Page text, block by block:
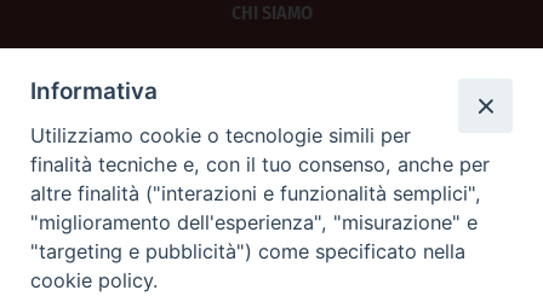
CHI SIAMO
SCRIVICI
La Difesa srl - P.iva 05125420280
La Difesa del Popolo percepisce i contributi pubblici all'editoria.
La Difesa del Popolo, tramite la Fisc (Federazione Italiana Settimanali Cattolici)
Informativa
Utilizziamo cookie o tecnologie simili per
finalità tecniche e, con il tuo consenso, anche per
altre finalità ("interazioni e funzionalità semplici",
"miglioramento dell'esperienza", "misurazione" e
"targeting e pubblicità") come specificato nella
cookie policy.